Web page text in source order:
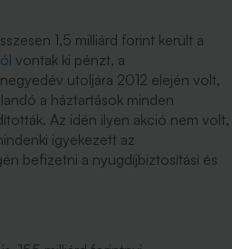
1,5 milliárd forint került a
vontak ki pénzt, a
utoljára 2012 elején volt,
a háztartások minden
Az idén ilyen akció nem volt,
igyekezett az
befizetni a nyugdíjbiztosítási és